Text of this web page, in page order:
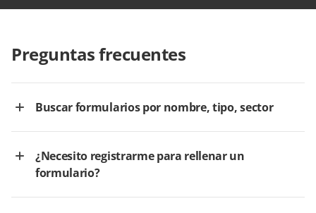
Preguntas frecuentes
Buscar formularios por nombre, tipo, sector
¿Necesito registrarme para rellenar un
formulario?